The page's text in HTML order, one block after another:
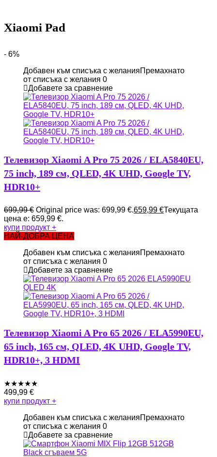
Xiaomi Pad
- 6%
Добавен към списъка с желанияПремахнато
от списъка с желания 0
Добавете за сравнение
Телевизор Xiaomi A Pro 75 2026 / ELA5840EU,
75 inch, 189 см, QLED, 4K UHD, Google TV,
HDR10+
699,99€ Original price was: 699,99 €.659,99 €Текущата
цена е: 659,99 €.
купи продукт +
НАЙ-ДОБРА ЦЕНА
Добавен към списъка с желанияПремахнато
от списъка с желания 0
Добавете за сравнение
Телевизор Xiaomi A Pro 65 2026 / ELA5990EU,
65 inch, 165 см, QLED, 4K UHD, Google TV,
HDR10+, 3 HDMI
★★★★★
499,99 €
купи продукт +
Добавен към списъка с желанияПремахнато
от списъка с желания 0
Добавете за сравнение